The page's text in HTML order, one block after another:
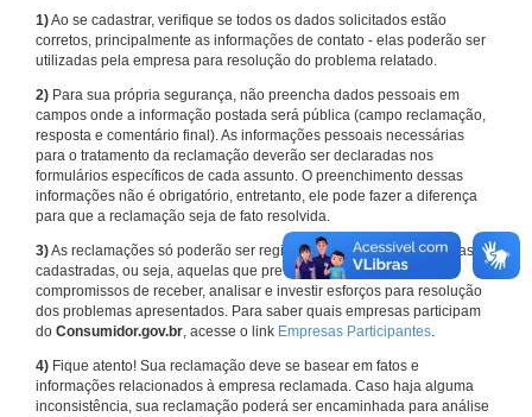
1)Ao se cadastrar, verifique se todos os dados solicitados estão
corretos, principalmente as informações de contato - elas poderão ser
utilizadas pela empresa para resolução do problema relatado.
2) Para sua própria segurança, não preencha dados pessoais em
campos onde a informação postada será pública (campo reclamação,
resposta e comentário final). As informações pessoais necessárias
para o tratamento da reclamação deverão ser declaradas nos
formulários específicos de cada assunto. O preenchimento dessas
informações não é obrigatório, entretanto, ele pode fazer a diferença
para que a reclamação seja de fato resolvida.
3)As reclamações só poderão ser registradas em face de empresas
cadastradas, ou seja, aquelas que previamente assumiram
compromissos de receber, analisar e investir esforços para resolução
dos problemas apresentados. Para saber quais empresas participam
do Consumidor.gov.br, acesse o link Empresas Participantes.
4) Fique atento! Sua reclamação deve se basear em fatos e
informações relacionados à empresa reclamada. Caso haja alguma
inconsistência, sua reclamação poderá ser encaminhada para análise